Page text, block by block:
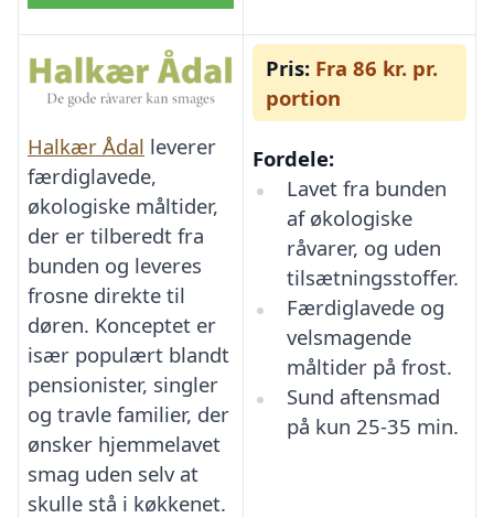
Halkær Ådal leverer
færdiglavede,
økologiske måltider,
der er tilberedt fra
bunden og leveres
frosne direkte til
døren. Konceptet er
især populært blandt
pensionister, singler
og travle familier, der
ønsker hjemmelavet
smag uden selv at
skulle stå i køkkenet.
Pris: Fra 86 kr. pr.
portion
Fordele:
Lavet fra bunden
af økologiske
råvarer, og uden
tilsætningsstoffer.
Færdiglavede og
velsmagende
måltider på frost.
Sund aftensmad
på kun 25-35 min.